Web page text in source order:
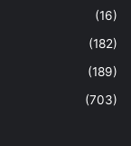
(16)
(182)
(189)
(703)